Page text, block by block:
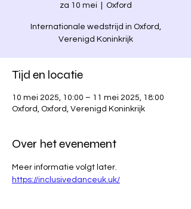
za 10 mei Oxford
Internationale wedstrijd in Oxford,
Verenigd Koninkrijk
Tijd en locatie
10 mei 2025, 10:00 – 11 mei 2025, 18:00
Oxford, Oxford, Verenigd Koninkrijk
Over het evenement
Meer informatie volgt later.
https://inclusivedanceuk.uk/